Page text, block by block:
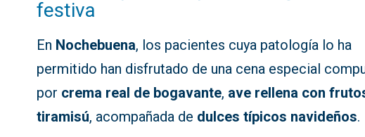
festiva
En Nochebuena, los pacientes cuya patología lo ha
permitido han disfrutado de una cena especial
por crema real de bogavante, ave rellena con
tiramisú, acompañada de dulces típicos navideños.